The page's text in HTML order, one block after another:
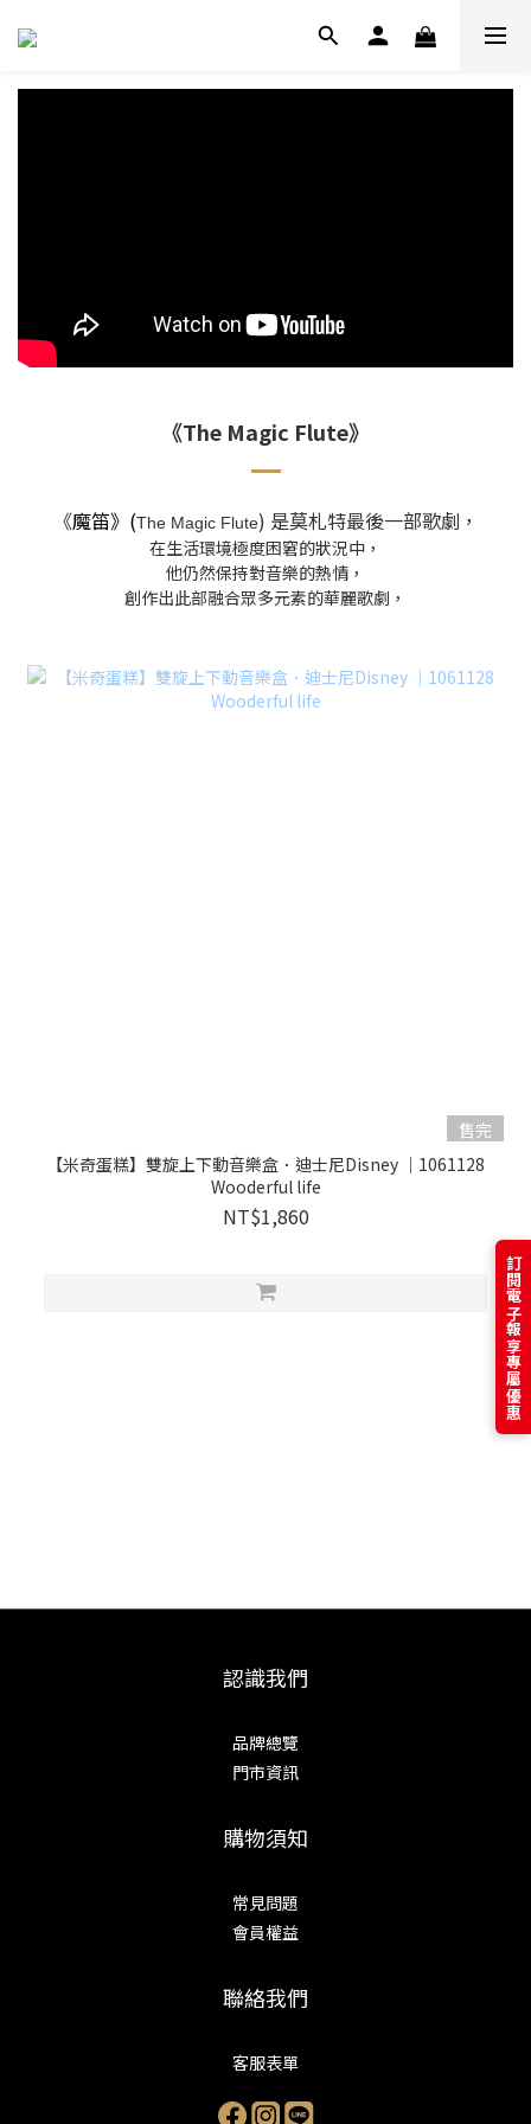
《The Magic Flute》
《魔笛》(The Magic Flute) 是莫札特最後一部歌劇，
在生活環境極度困窘的狀況中，
他仍然保持對音樂的熱情，
創作出此部融合眾多元素的華麗歌劇，
售完
【米奇蛋糕】雙旋上下動音樂盒．迪士尼Disney ｜1061128
Wooderful life
NT$1,860
認識我們
品牌總覽
門市資訊
購物須知
常見問題
會員權益
聯絡我們
客服表單
訂閱電子報享專屬優惠